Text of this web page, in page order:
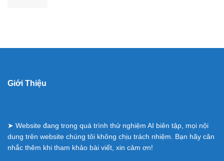
Giới Thiệu
➤ Website đang trong quá trình thử nghiệm AI biên tập, mọi nội
dung trên website chúng tôi không chịu trách nhiệm. Bạn hãy cân
nhắc thêm khi tham khảo bài viết, xin cảm ơn!